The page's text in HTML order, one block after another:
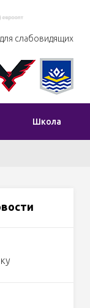
слабовидящих
Школа